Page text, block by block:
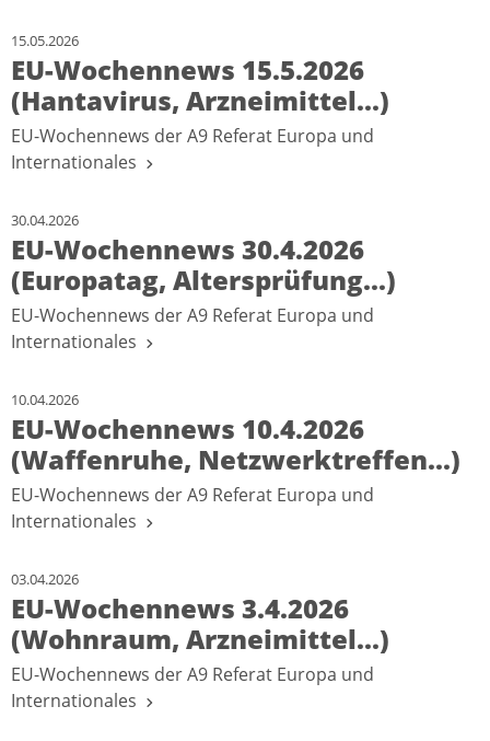
15.05.2026
EU-Wochennews 15.5.2026
(Hantavirus, Arzneimittel...)
EU-Wochennews der A9 Referat Europa und
Internationales
30.04.2026
EU-Wochennews 30.4.2026
(Europatag, Altersprüfung...)
EU-Wochennews der A9 Referat Europa und
Internationales
10.04.2026
EU-Wochennews 10.4.2026
(Waffenruhe, Netzwerktreffen...)
EU-Wochennews der A9 Referat Europa und
Internationales
03.04.2026
EU-Wochennews 3.4.2026
(Wohnraum, Arzneimittel...)
EU-Wochennews der A9 Referat Europa und
Internationales